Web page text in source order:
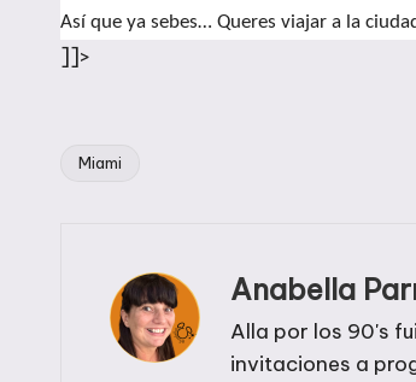
Así que ya sebes… Queres viajar a la
]]>
Etiquetas:
Miami
Anabella
Alla por los 90's
invitaciones a